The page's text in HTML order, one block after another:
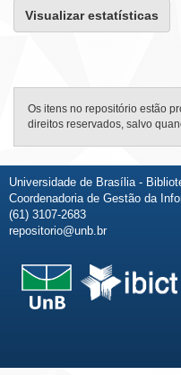
Visualizar estatísticas
Os itens no repositório estão
direitos reservados, salvo
Universidade de Brasília -
Coordenadoria de Gestão da
(61) 3107-2683
repositorio@unb.br